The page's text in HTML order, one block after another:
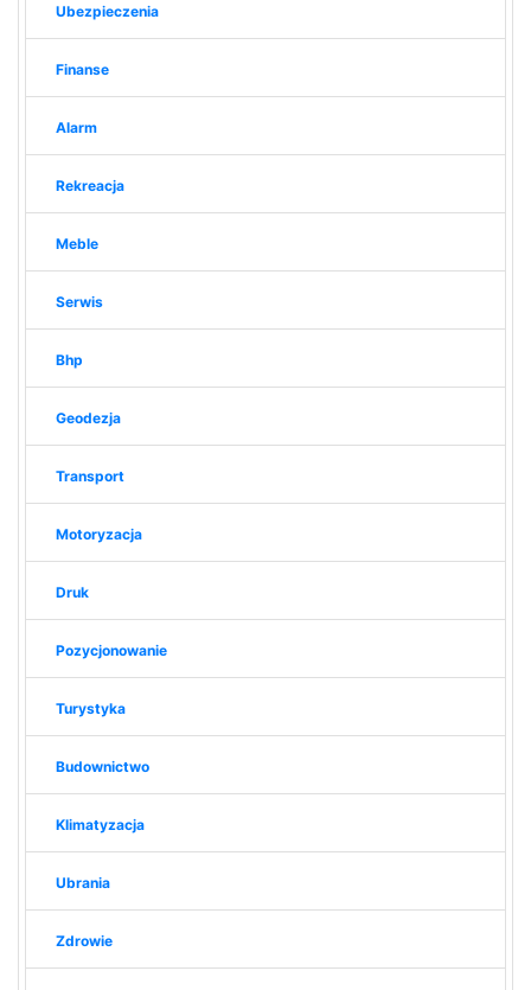
Ubezpieczenia
Finanse
Alarm
Rekreacja
Meble
Serwis
Bhp
Geodezja
Transport
Motoryzacja
Druk
Pozycjonowanie
Turystyka
Budownictwo
Klimatyzacja
Ubrania
Zdrowie